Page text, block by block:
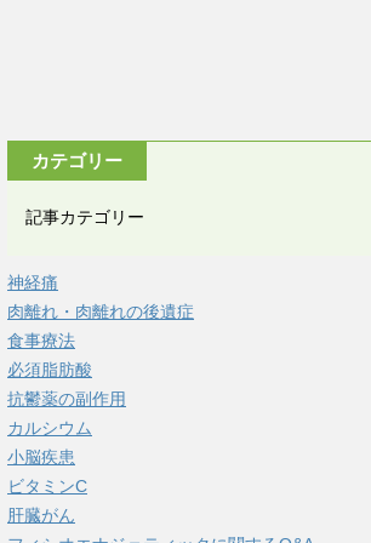
カテゴリー
記事カテゴリー
神経痛
肉離れ・肉離れの後遺症
食事療法
必須脂肪酸
抗鬱薬の副作用
カルシウム
小脳疾患
ビタミンC
肝臓がん